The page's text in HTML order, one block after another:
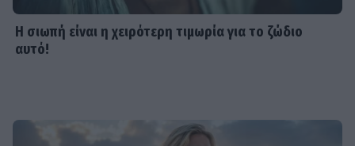
Η σιωπή είναι η χειρότερη τιμωρία για το ζώδιο
αυτό!